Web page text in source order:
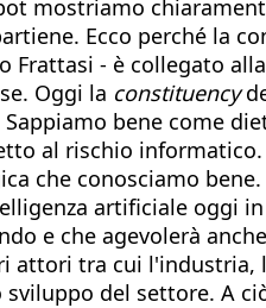
mostriamo
Ecco perché la
- è collegato
Oggi la constituency
bene come
al rischio informatico.
che conosciamo
artificiale oggi
e che agevolerà
attori tra cui l'industria,
del settore. A